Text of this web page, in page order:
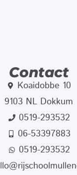
Contact
Koaidobbe 10
9103 NL Dokkum
0519-293532
06-53397883
0519-293532